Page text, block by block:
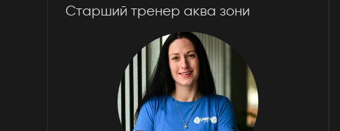
Старший тренер аква зони